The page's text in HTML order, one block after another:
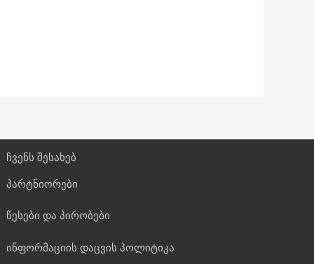
ჩვენს შესახებ
პარტნიორები
წესები და პირობები
ინფორმაციის დაცვის პოლიტიკა